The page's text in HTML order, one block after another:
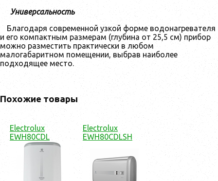
Универсальность
Благодаря современной узкой форме водонагревателя
и его компактным размерам (глубина от 25,5 см) прибор
можно разместить практически в любом
малогабаритном помещении, выбрав наиболее
подходящее место.
Похожие товары
Electrolux
EWH80CDL
Electrolux
EWH80CDLSH